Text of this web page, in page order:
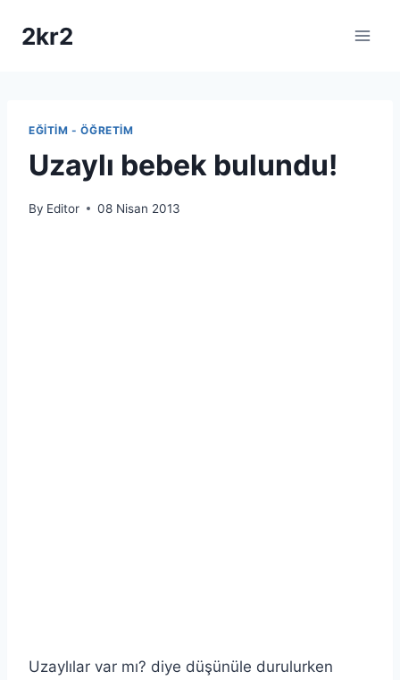
2kr2
EĞITIM - ÖĞRETIM
Uzaylı bebek bulundu!
By Editor 08 Nisan 2013
Uzaylılar var mı? diye düşünüle durulurken